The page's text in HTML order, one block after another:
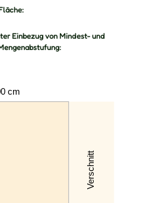
Einbezug von Mindest- und
cm
Verschnitt